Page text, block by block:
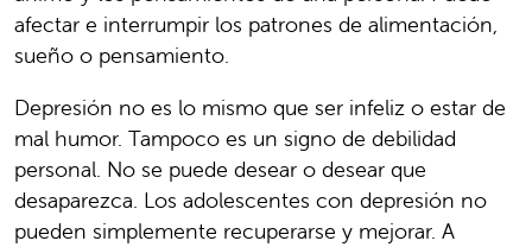
afectar e interrumpir los patrones de alimentación,
sueño o pensamiento.
Depresión no es lo mismo que ser infeliz o estar de
mal humor. Tampoco es un signo de debilidad
personal. No se puede desear o desear que
desaparezca. Los adolescentes con depresión no
pueden simplemente recuperarse y mejorar. A